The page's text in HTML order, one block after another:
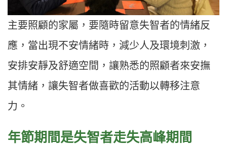
主要照顧的家屬，要隨時留意失智者的情緒反
應，當出現不安情緒時，減少人及環境刺激，
安排安靜及舒適空間，讓熟悉的照顧者來安撫
其情緒，讓失智者做喜歡的活動以轉移注意
力。
年節期間是失智者走失高峰期間